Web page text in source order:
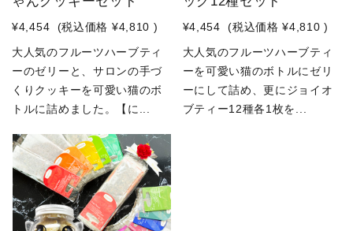
¥4,454 (税込価格 ¥4,810 )
大人気のフルーツハーブティ
ーのゼリーと、サロンの手づ
くりクッキーを可愛い猫のボ
トルに詰めました。【に...
¥4,454 (税込価格 ¥4,810 )
大人気のフルーツハーブティ
ーを可愛い猫のボトルにゼリ
ーにして詰め、更にジョイオ
ブティー12種各1枚を...